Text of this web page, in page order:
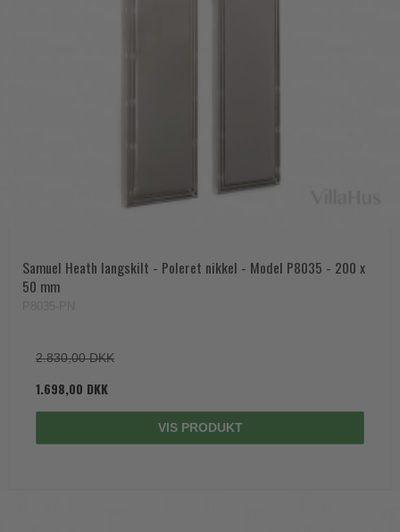
Samuel Heath langskilt - Poleret nikkel - Model P8035 - 200 x
50 mm
2.830,00 DKK
1.698,00 DKK
VIS PRODUKT